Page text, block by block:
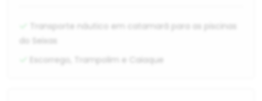
Transporte náutico em catamarã para as piscinas
do Seixas
Escorrego, Trampolim e Caiaque